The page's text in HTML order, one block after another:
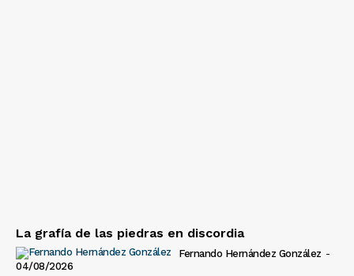
La grafía de las piedras en discordia
Fernando Hernández González -
04/08/2026